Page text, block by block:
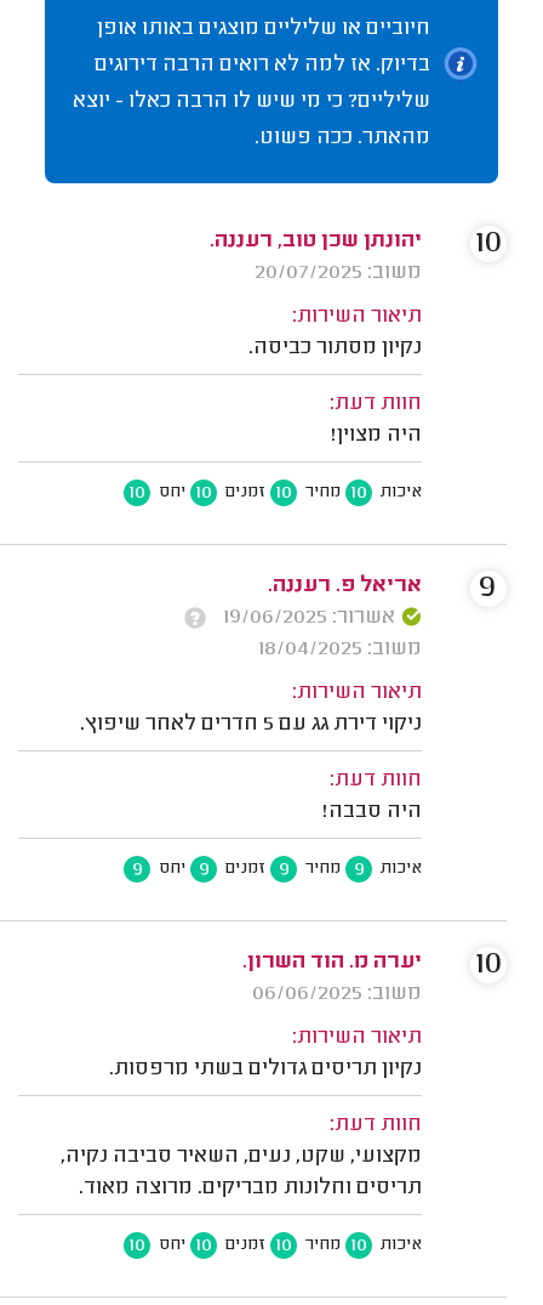
חיוביים או שליליים מוצגים באותו אופן
בדיוק. אז למה לא רואים הרבה דירוגים
שליליים? כי מי שיש לו הרבה כאלו - יוצא
מהאתר. ככה פשוט.
יהונתן שכן טוב, רעננה.
משוב: 20/07/2025
תיאור השירות:
נקיון מסתור כביסה.
חוות דעת:
היה מצוין!
איכות 10 מחיר 10 זמנים 10 יחס 10
10
אריאל פ. רעננה.
אשרור: 19/06/2025
משוב: 18/04/2025
תיאור השירות:
ניקוי דירת גג עם 5 חדרים לאחר שיפוץ.
חוות דעת:
היה סבבה!
איכות 9 מחיר 9 זמנים 9 יחס 9
9
יערה מ. הוד השרון.
משוב: 06/06/2025
תיאור השירות:
נקיון תריסים גדולים בשתי מרפסות.
חוות דעת:
מקצועי, שקט, נעים, השאיר סביבה נקיה,
תריסים וחלונות מבריקים. מרוצה מאוד.
איכות 10 מחיר 10 זמנים 10 יחס 10
10